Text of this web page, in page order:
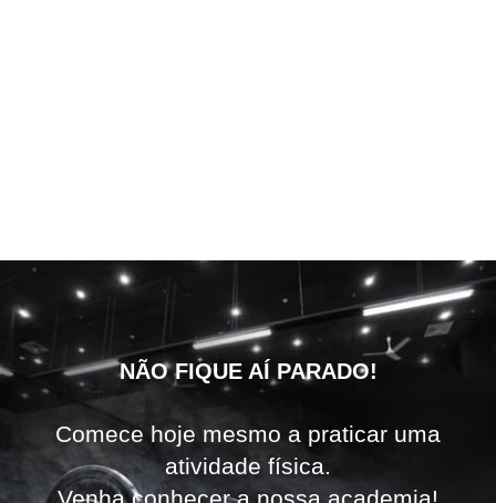
NÃO FIQUE AÍ PARADO!
Comece hoje mesmo a praticar uma
atividade física.